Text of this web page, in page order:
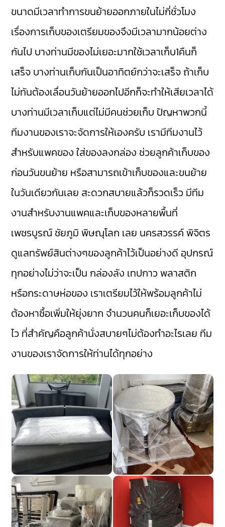
ขนาดมีเวลาทำการขนย้ายออกภายในไม่กี่ชั่วโมง
เรื่องการเก็บของเตรียมของจึงมีเวลามากน้อยต่าง
กันไป บางท่านมีของไม่เยอะมากใช้เวลาเก็บ1คืนก็
เสร็จ บางท่านเก็บกันเป็นอาทิตย์กว่าจะเสร็จ ถ้าเก็บ
ไม่ทันต้องเลื่อนวันย้ายออกไปอีกก็จะทำให้เสียเวลาได้
บางท่านมีเวลาเก็บแต่ไม่มีคนช่วยเก็บ ปัญหาพวกนี้
ทีมงานของเราจะจัดการให้เองครับ เรามีทีมงานไว้
สำหรับแพคของ ใส่ของลงกล่อง ช่วยลูกค้าเก็บของ
ก่อนวันขนย้าย หรือสามารถเข้าเก็บของและขนย้าย
ในวันเดียวกันเลย สะดวกสบายแล้วก็รวดเร็ว มีทีม
งานสำหรับงานแพคและเก็บของหลายพื้นที่
เพชรบูรณ์ ชัยภูมิ พิษณุโลก เลย นครสวรรค์ พิจิตร
ดูแลทรัพย์สินต่างๆของลูกค้าไว้เป็นอย่างดี อุปกรณ์
ทุกอย่างไม่ว่าจะเป็น กล่องลัง เทปกาว พลาสติก
หรือกระดาษห่อของ เราเตรียมไว้ให้พร้อมลูกค้าไม่
ต้องหาซื้อเพิ่มให้ยุ่งยาก จำนวนคนก็เยอะเก็บของได้
ไว ที่สำคัญคือลูกค้านั่งสบายๆไม่ต้องทำอะไรเลย ทีม
งานของเราจัดการให้ท่านได้ทุกอย่าง